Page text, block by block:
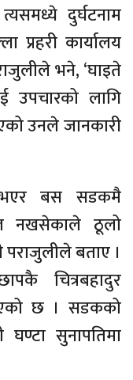
दुर्घटनाम
प्रहरी कार्यालय
भने, ‘घाइते
उपचारको लागि
उनले जानकारी
भएर बस सडकमै
नखसेकाले ठूलो
पराजुलीले बताए ।
चित्रबहादुर
छ । सडकको
सुनापतिमा